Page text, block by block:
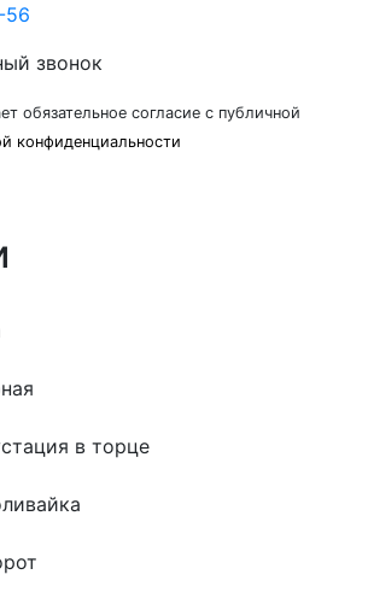
56
звонок
обязательное согласие с публичной
конфиденциальности
в торце